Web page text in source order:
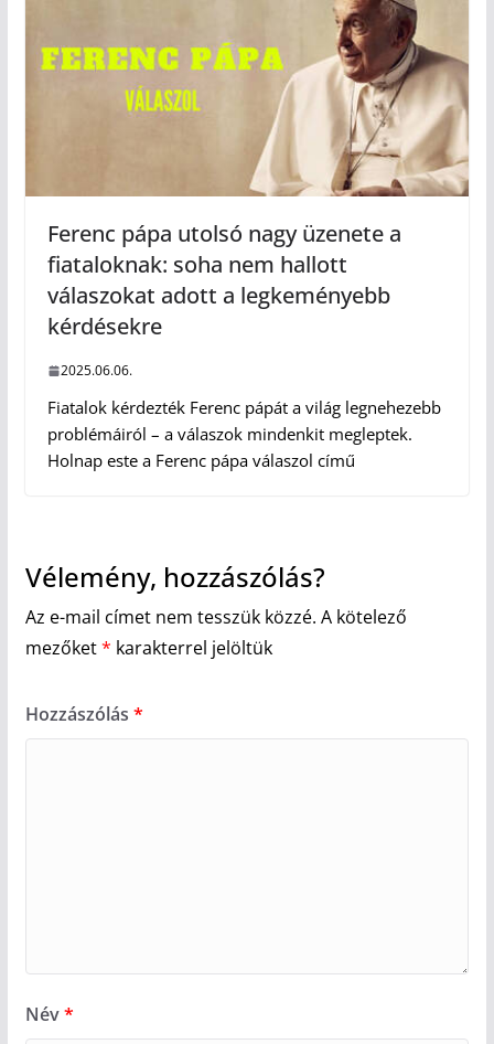
Ferenc pápa utolsó nagy üzenete a
fiataloknak: soha nem hallott
válaszokat adott a legkeményebb
kérdésekre
2025.06.06.
Fiatalok kérdezték Ferenc pápát a világ legnehezebb
problémáiról – a válaszok mindenkit megleptek.
Holnap este a Ferenc pápa válaszol című
Vélemény, hozzászólás?
Az e-mail címet nem tesszük közzé. A kötelező
mezőket* karakterrel jelöltük
Hozzászólás *
Név*